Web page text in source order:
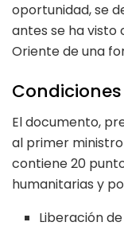
oportunidad, se
antes se ha visto
Oriente de una
El documento,
al primer
contiene 20
humanitarias y
Liberación